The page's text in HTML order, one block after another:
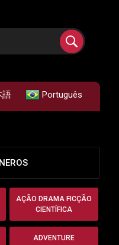
語 Português
AÇÃO DRAMA FICÇÃO
CIENTÍFICA
ADVENTURE